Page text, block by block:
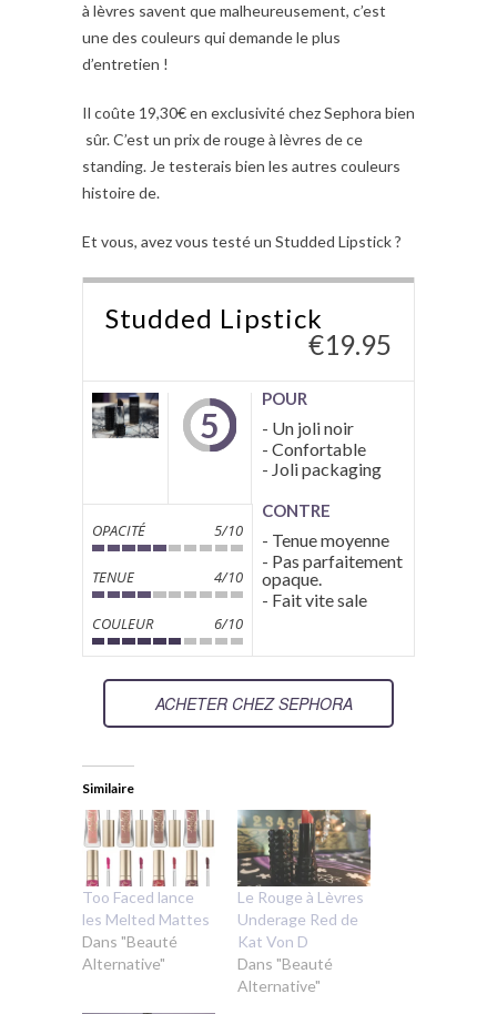
à lèvres savent que malheureusement, c’est
une des couleurs qui demande le plus
d’entretien !
Il coûte 19,30€ en exclusivité chez Sephora bien
sûr. C’est un prix de rouge à lèvres de ce
standing. Je testerais bien les autres couleurs
histoire de.
Et vous, avez vous testé un Studded Lipstick ?
Studded Lipstick
€19.95
5
OPACITÉ 5/10
TENUE 4/10
COULEUR 6/10
POUR
- Un joli noir
- Confortable
- Joli packaging
CONTRE
- Tenue moyenne
- Pas parfaitement
opaque.
- Fait vite sale
ACHETER CHEZ SEPHORA
Similaire
Too Faced lance
les Melted Mattes
Dans "Beauté
Alternative"
Le Rouge à Lèvres
Underage Red de
Kat Von D
Dans "Beauté
Alternative"